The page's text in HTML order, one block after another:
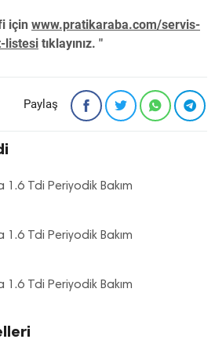
için www.pratikaraba.com/servis-
listesi tıklayınız. "
Paylaş
Tdi Periyodik Bakım
Tdi Periyodik Bakım
Tdi Periyodik Bakım